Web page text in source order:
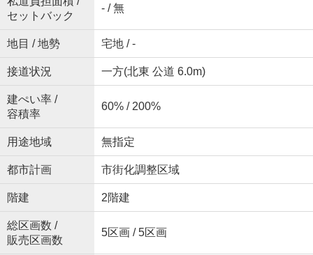
セットバック
- / 無
地目 / 地勢 宅地 / -
接道状況 一方(北東 公道 6.0m)
建ぺい率 /
容積率
60% / 200%
用途地域 無指定
都市計画 市街化調整区域
階建 2階建
総区画数 /
販売区画数
5区画 / 5区画